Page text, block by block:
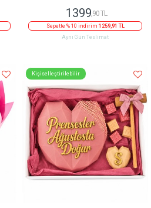
1399,90 TL
Sepette % 10 indirim 1259,91 TL
Aynı Gün Teslimat
Kişiselleştirilebilir